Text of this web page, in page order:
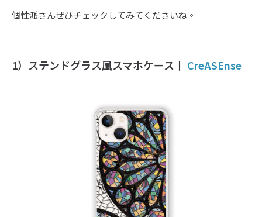
個性派さんぜひチェックしてみてくださいね。
1）ステンドグラス風スマホケース丨 CreASEnse